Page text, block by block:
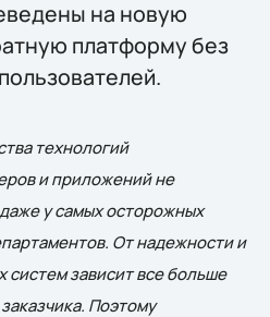
на новую
платформу без
технологий
и приложений не
у самых осторожных
От надежности и
систем зависит все больше
Поэтому